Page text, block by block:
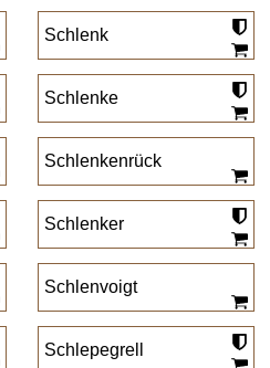
Schlenk
Schlenke
Schlenkenrück
Schlenker
Schlenvoigt
Schlepegrell